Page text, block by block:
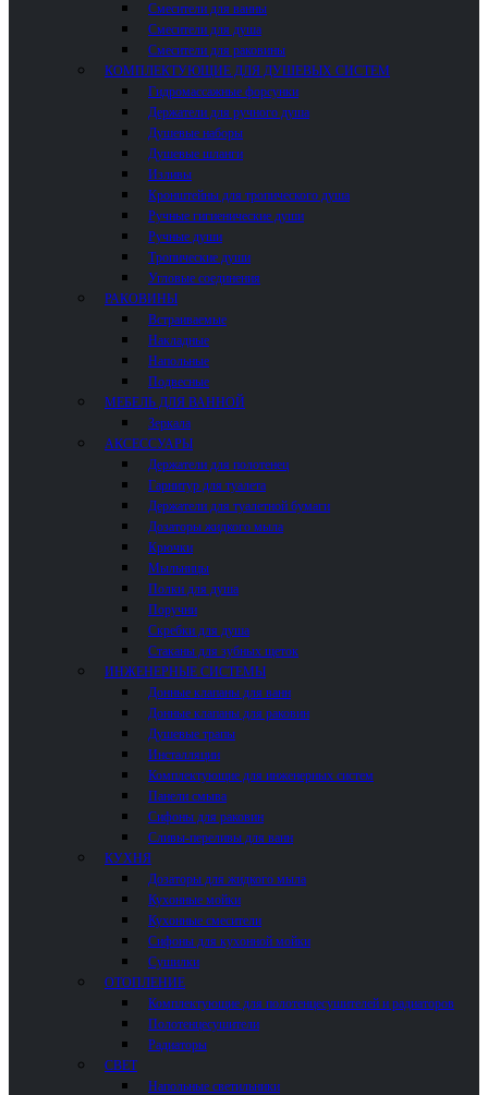
Смесители для ванны
Смесители для душа
Смесители для раковины
КОМПЛЕКТУЮЩИЕ ДЛЯ ДУШЕВЫХ СИСТЕМ
Гидромассажные форсунки
Держатели для ручного душа
Душевые наборы
Душевые шланги
Изливы
Кронштейны для тропического душа
Ручные гигиенические души
Ручные души
Тропические души
Угловые соединения
РАКОВИНЫ
Встраиваемые
Накладные
Напольные
Подвесные
МЕБЕЛЬ ДЛЯ ВАННОЙ
Зеркала
АКСЕССУАРЫ
Держатели для полотенец
Гарнитур для туалета
Держатели для туалетной бумаги
Дозаторы жидкого мыла
Крючки
Мыльницы
Полки для душа
Поручни
Скребки для душа
Стаканы для зубных щеток
ИНЖЕНЕРНЫЕ СИСТЕМЫ
Донные клапаны для ванн
Донные клапаны для раковин
Душевые трапы
Инсталляции
Комплектующие для инженерных систем
Панели смыва
Сифоны для раковин
Сливы-переливы для ванн
КУХНЯ
Дозаторы для жидкого мыла
Кухонные мойки
Кухонные смесители
Сифоны для кухонной мойки
Сушилки
ОТОПЛЕНИЕ
Комплектующие для полотенцесушителей и радиаторов
Полотенцесушители
Радиаторы
СВЕТ
Напольные светильники